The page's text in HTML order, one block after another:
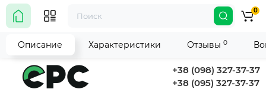
+38 (098) 327-37-37
+38 (095) 327-37-37
0
Описание Характеристики Отзывы 0